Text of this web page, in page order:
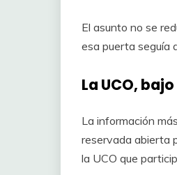
El asunto no se
esa puerta seguía
La UCO,
La información
reservada abierta
la UCO que